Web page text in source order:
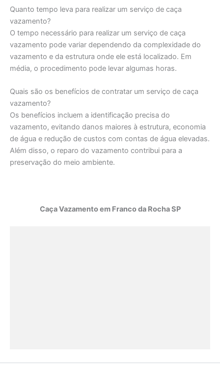
Quanto tempo leva para realizar um serviço de caça
vazamento?
O tempo necessário para realizar um serviço de caça
vazamento pode variar dependendo da complexidade do
vazamento e da estrutura onde ele está localizado. Em
média, o procedimento pode levar algumas horas.
Quais são os benefícios de contratar um serviço de caça
vazamento?
Os benefícios incluem a identificação precisa do
vazamento, evitando danos maiores à estrutura, economia
de água e redução de custos com contas de água elevadas.
Além disso, o reparo do vazamento contribui para a
preservação do meio ambiente.
Caça Vazamento em Franco da Rocha SP